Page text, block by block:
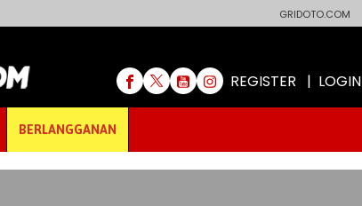
GRIDOTO.COM
REGISTER | LOGIN
BERLANGGANAN